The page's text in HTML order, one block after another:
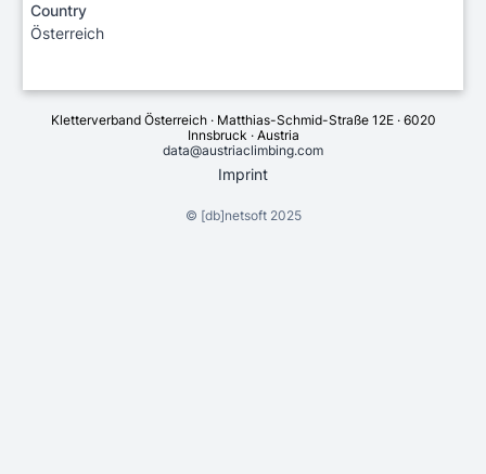
Country
Österreich
Kletterverband Österreich · Matthias-Schmid-Straße 12E · 6020
Innsbruck · Austria
data@austriaclimbing.com
Imprint
© [db]netsoft2025